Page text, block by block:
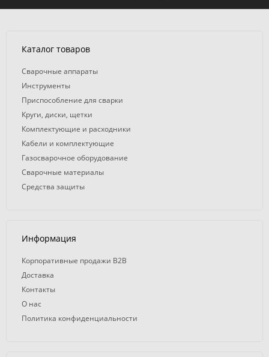
Каталог товаров
Сварочные аппараты
Инструменты
Приспособление для сварки
Круги, диски, щетки
Комплектующие и расходники
Кабели и комплектующие
Газосварочное оборудование
Сварочные материалы
Средства защиты
Информация
Корпоративные продажи B2B
Доставка
Контакты
О нас
Политика конфиденциальности